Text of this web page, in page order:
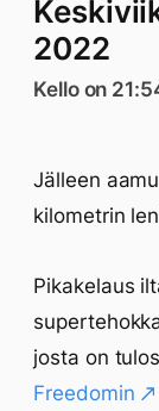
2022
Kello on
Jälleen
kilometrin
Pikakelaus
josta on
Freedomin